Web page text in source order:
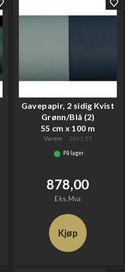
Gavepapir, 2 sidig Kvist
Grønn/Blå (2)
55 cm x 100 m
Varenr 2041-55
På lager
878,00
Eks.Mva
Kjøp